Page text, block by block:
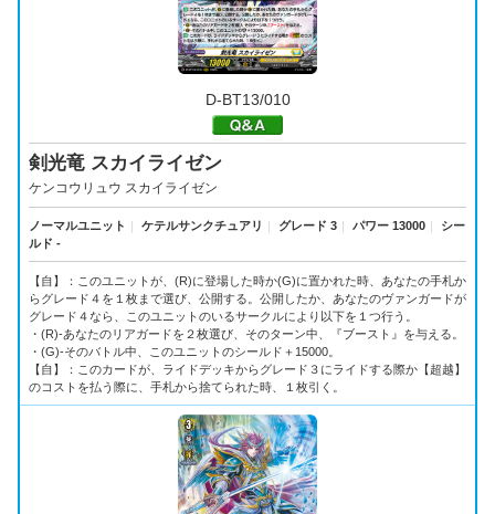
D-BT13/010
剣光竜 スカイライゼン
ケンコウリュウ スカイライゼン
ノーマルユニット ｜ ケテルサンクチュアリ ｜ グレード 3 ｜ パワー 13000 ｜
シー
ルド -
【自】：このユニットが、(R)に登場した時か(G)に置かれた時、あなたの手札か
らグレード４を１枚まで選び、公開する。公開したか、あなたのヴァンガードが
グレード４なら、このユニットのいるサークルにより以下を１つ行う。
・(R)-あなたのリアガードを２枚選び、そのターン中、『ブースト』を与える。
・(G)-そのバトル中、このユニットのシールド＋15000。
【自】：このカードが、ライドデッキからグレード３にライドする際か【超越】
のコストを払う際に、手札から捨てられた時、１枚引く。